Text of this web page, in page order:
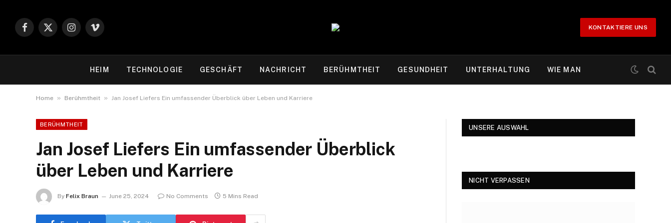
Facebook
X
Instagram
Vimeo
KONTAKTIERE UNS
HEIM TECHNOLOGIE GESCHÄFT NACHRICHT BERÜHMTHEIT GESUNDHEIT UNTERHALTUNG WIE MAN
Home » Berühmtheit » Jan Josef Liefers Ein umfassender Überblick über Leben und Karriere
BERÜHMTHEIT
Jan Josef Liefers Ein umfassender Überblick
über Leben und Karriere
By Felix Braun June 25, 2024 No Comments 5 Mins Read
UNSERE AUSWAHL
NICHT VERPASSEN